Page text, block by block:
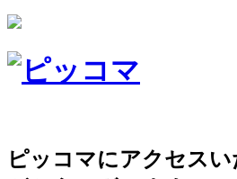
ピッコマにアクセスい